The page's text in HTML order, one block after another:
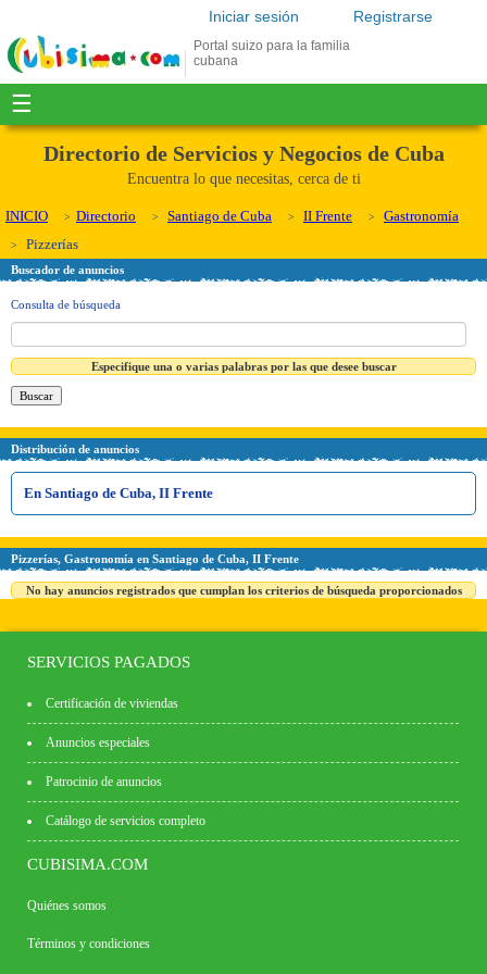
Registrarse
Iniciar sesión
Portal suizo para la familia
cubana
☰
Directorio de Servicios y Negocios de Cuba
Encuentra lo que necesitas, cerca de ti
INICIO Directorio Santiago de Cuba II Frente
Gastronomía
Pizzerías
Buscador de anuncios
Consulta de búsqueda
Especifique una o varias palabras por las que desee buscar
Distribución de anuncios
En Santiago de Cuba, II Frente
Pizzerías, Gastronomía en Santiago de Cuba, II Frente
No hay anuncios registrados que cumplan los criterios de búsqueda proporcionados
SERVICIOS PAGADOS
Certificación de viviendas
Anuncios especiales
Patrocinio de anuncios
Catálogo de servicios completo
CUBISIMA.COM
Quiénes somos
Términos y condiciones